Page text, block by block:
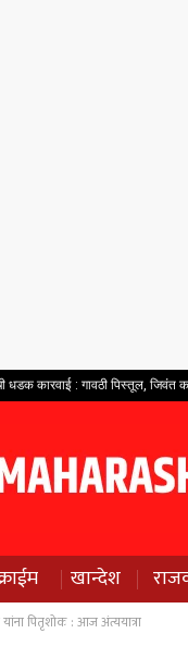
कारवाई : गावठी पिस्तूल, जिवंत
खान्देश
पितृशोक : आज अंत्ययात्रा